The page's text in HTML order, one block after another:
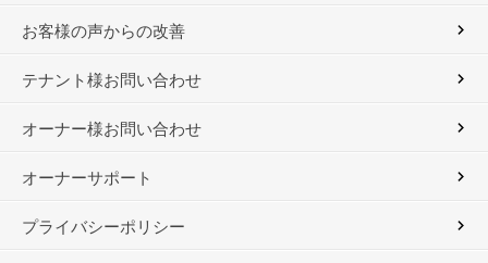
お客様の声からの改善
テナント様お問い合わせ
オーナー様お問い合わせ
オーナーサポート
プライバシーポリシー